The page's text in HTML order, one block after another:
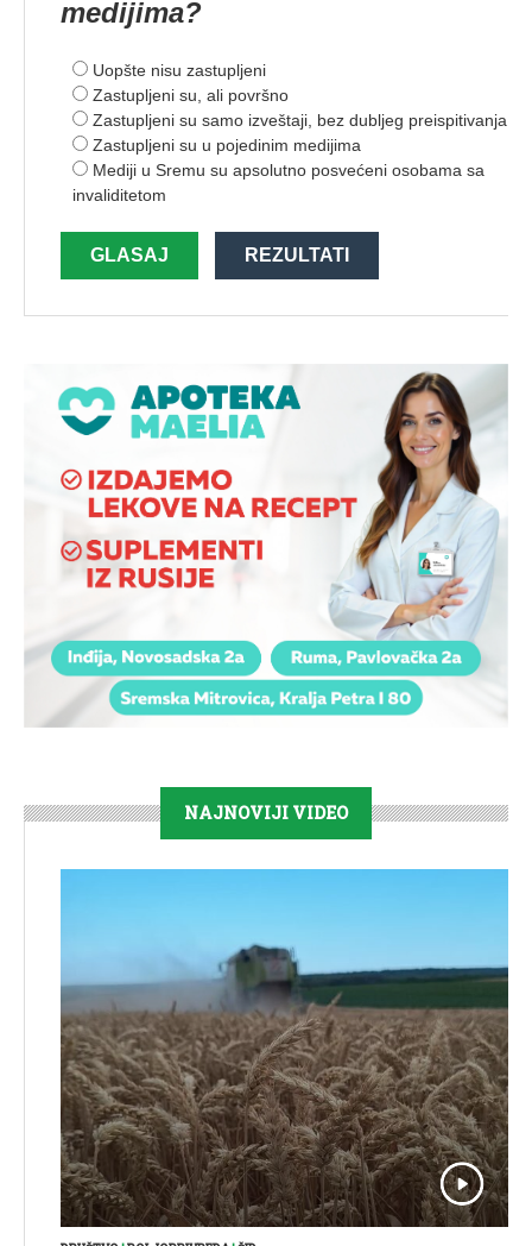
medijima?
Uopšte nisu zastupljeni
Zastupljeni su, ali površno
Zastupljeni su samo izveštaji, bez dubljeg preispitivanja
Zastupljeni su u pojedinim medijima
Mediji u Sremu su apsolutno posvećeni osobama sa
invaliditetom
GLASAJ REZULTATI
NAJNOVIJI VIDEO